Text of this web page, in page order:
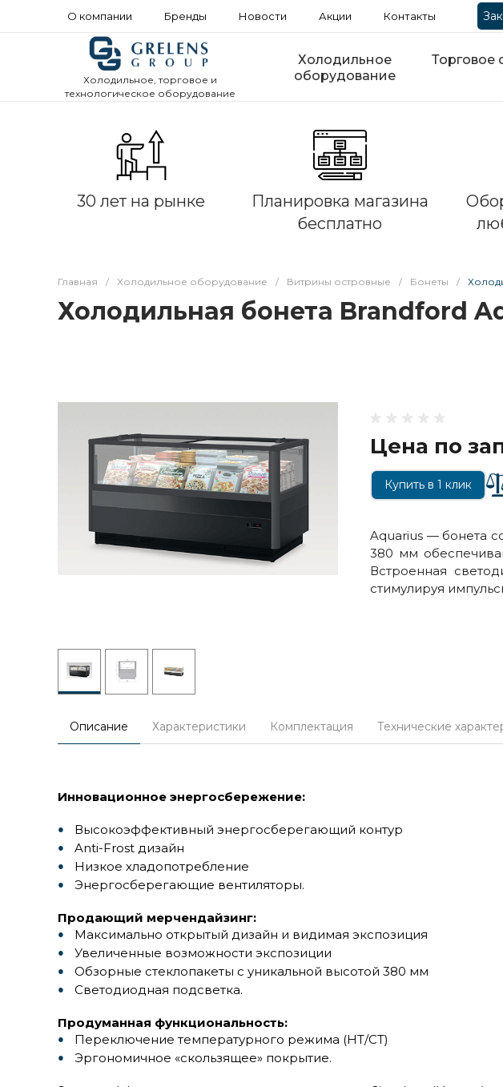
О компании Бренды Новости Акции Контакты
Холодильное, торговое и
технологическое оборудование
Холодильное
оборудование
Торговое
30 лет на рынке
Планировка магазина
бесплатно
Главная / Холодильное оборудование / Витрины островные / Бонеты /
Холодильная бонета Brandford
Цена по
Купить в 1 клик
Aquarius — бонета
380 мм
Встроенная
стимулируя
Описание Характеристики Комплектация Технические
Инновационное энергосбережение:
Высокоэффективный энергосберегающий контур
Anti-Frost дизайн
Низкое хладопотребление
Энергосберегающие вентиляторы.
Продающий мерчендайзинг:
Максимально открытый дизайн и видимая экспозиция
Увеличенные возможности экспозиции
Обзорные стеклопакеты с уникальной высотой 380 мм
Светодиодная подсветка.
Продуманная функциональность:
Переключение температурного режима (НТ/СТ)
Эргономичное «скользящее» покрытие.